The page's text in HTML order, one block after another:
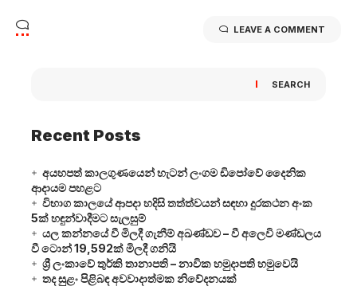
LEAVE A COMMENT
SEARCH
Recent Posts
අයහපත් කාලගුණයෙන් හැටන් ලංගම ඩිපෝවේ දෛනික
ආදායම පහළට
විභාග කාලයේ ආපදා හදිසි තත්ත්වයන් සඳහා දුරකථන අංක
5ක් හඳුන්වාදීමට සැලසුම්
යල කන්නයේ වී මිලදී ගැනීම් අඛණ්ඩව – වී අලෙවි මණ්ඩලය
වී ටොන් 19,592ක් මිලදී ගනියි
ශ්‍රී ලංකාවේ තුර්කි තානාපති – නාවික හමුදාපති හමුවෙයි
තද සුළං පිළිබඳ අවවාදාත්මක නිවේදනයක්